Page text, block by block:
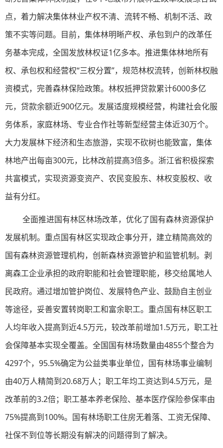
点，着力解决集体林业产权不清、流转不畅、机制不活、政
策不实等问题。目前，集体林明晰产权、承包到户的改革任
务基本完成，全国发放林权证1亿多本。推进集体林地所有
权、承包权和经营权“三权分置”，规范林权流转，创新林权融
资模式，完善森林保险政策。林权抵押贷款累计6000多亿
元，贷款余额近900亿元。发展适度规模经营，构建社会化服
务体系，家庭林场、专业合作社等新型经营主体近30万个。
大力发展林下经济和生态旅游，实现不砍树也能致富，集体
林地产出每亩300元，比林改前提高3倍多。浙江省积极探索
共富模式，实现资源变资产、农民变股东、林权变股权、收
益有分红。
全面推进国有林区林场改革，优化了国有森林资源保护
发展机制。重点国有林区实现政企事分开，建立精简高效的
国有森林资源管理机构，创新森林资源管护和监管机制。剥
离森工企业承担的政府职能和社会管理职能，移交给属地人
民政府。通过增加管护岗位、发展特色产业、鼓励自主创业
等途径，妥善安置转岗职工和富余职工。重点国有林区职工
人均年收入提高到近4.5万元，较改革前增加1.5万元，职工社
会保障基本实现全覆盖。全国国有林场数量由4855个整合为
4297个，95.5%确定为公益类事业单位，国有林场事业编制
由40万人精简到20.68万人；职工年均工资达到4.5万元，是
改革前的3.2倍；职工基本养老保险、基本医疗保险参保率由
75%提高到100%。国有林场职工住房无着落、工资无保障、
社保不到位等长期没有解决的问题得到了解决。